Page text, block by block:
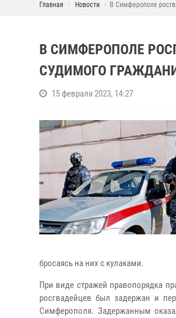
Главная Новости В Симферополе
В СИМФЕРОПОЛЕ
СУДИМОГО
15 февраля 2023, 14:27
бросаясь на них с кулаками.
При виде стражей правопорядка
росгвадейцев был задержан и
Симферополя. Задержанным